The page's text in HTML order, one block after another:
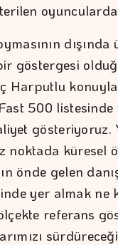
dışında
göstergesi
Harputlu
500
gösteriyoruz.
noktada küresel
önde gelen
yer almak
referans